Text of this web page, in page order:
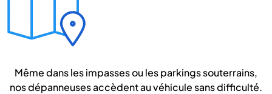
Même dans les impasses ou les parkings souterrains,
nos dépanneuses accèdent au véhicule sans difficulté.